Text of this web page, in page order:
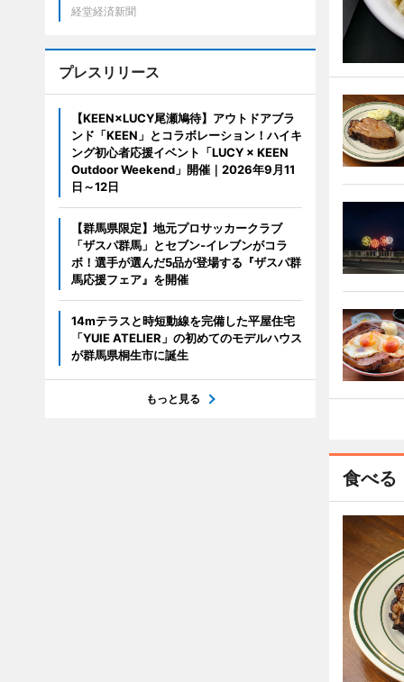
食べる
経堂経済新聞
プレスリリース
【KEEN×LUCY尾瀬鳩待】アウトドアブラ
ンド「KEEN」とコラボレーション！ハイキ
ング初心者応援イベント「LUCY × KEEN
Outdoor Weekend」開催｜2026年9月11
日～12日
【群馬県限定】地元プロサッカークラブ
「ザスパ群馬」とセブン‐イレブンがコラ
ボ！選手が選んだ5品が登場する『ザスパ群
馬応援フェア』を開催
14mテラスと時短動線を完備した平屋住宅
「YUIE ATELIER」の初めてのモデルハウス
が群馬県桐生市に誕生
もっと見る